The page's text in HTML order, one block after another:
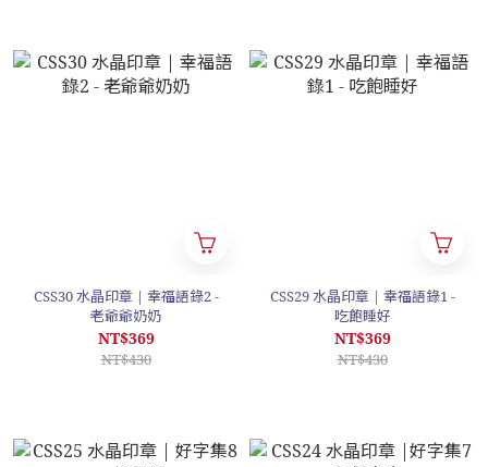
CSS30 水晶印章 | 幸福語錄2 -
老爺爺奶奶
NT$369
NT$430
CSS29 水晶印章 | 幸福語錄1 -
吃飽睡好
NT$369
NT$430